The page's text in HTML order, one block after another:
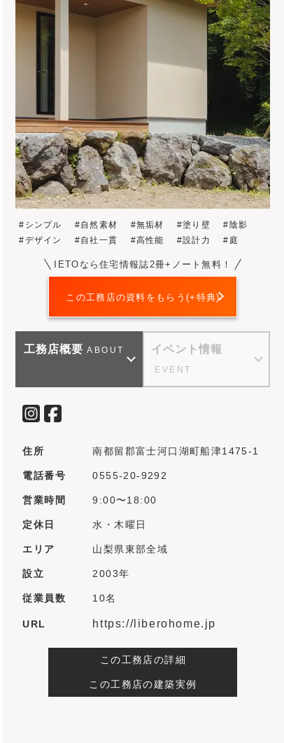
シンプル 自然素材 無垢材 塗り壁
陰影
デザイン
自社一貫 高性能 設計力 庭
IETOなら住宅情報誌2冊+ノート無料！
この工務店の資料をもらう(+特典)
工務店概要 ABOUT イベント情報
EVENT
住所 南都留郡富士河口湖町船津1475‐1
電話番号 0555-20-9292
営業時間 9:00〜18:00
定休日 水・木曜日
エリア 山梨県東部全域
設立 2003年
従業員数 10名
URL https://liberohome.jp
この工務店の詳細
この工務店の建築実例